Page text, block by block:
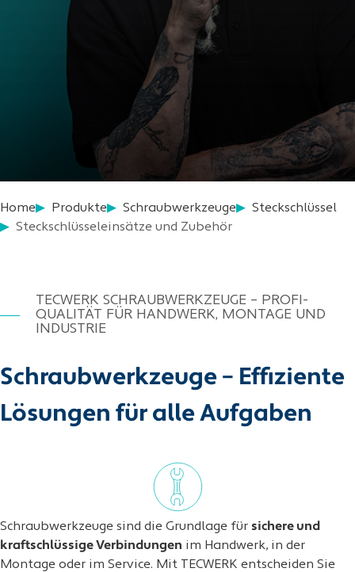
Home Produkte Schraubwerkzeuge
Steckschlüssel
Steckschlüsseleinsätze und Zubehör
Schraubwerkzeuge – Effiziente
Lösungen für alle Aufgaben
TECWERK SCHRAUBWERKZEUGE – PROFI-
QUALITÄT FÜR HANDWERK, MONTAGE UND
INDUSTRIE
Schraubwerkzeuge sind die Grundlage für sichere und
kraftschlüssige Verbindungen im Handwerk, in der
Montage oder im Service. Mit TECWERK entscheiden Sie